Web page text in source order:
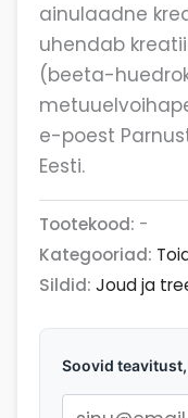
ainulaadne
uhendab
(beeta-
e-poest
Eesti.
Tootekood: -
Kategooriad:
Sildid: Joud ja
Soovid